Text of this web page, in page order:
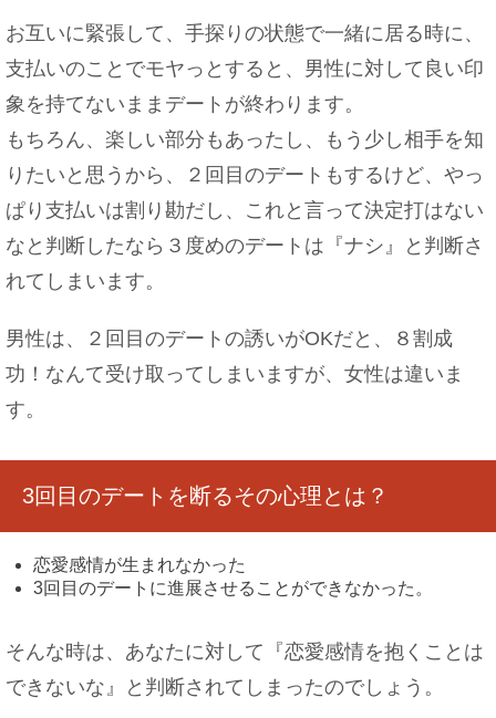
コオロギの飼育・繁殖方法！繁殖の手順と育て
電車でイケメンが隣に！冷静な女性も内心は喜び
でいっぱい
色白の女性がモテるのはなぜ？色白女性の魅力に
ついて
手順を解説
お互いに緊張して、手探りの状態で一緒に居る時に、
支払いのことでモヤっとすると、男性に対して良い印
象を持てないままデートが終わります。
もちろん、楽しい部分もあったし、もう少し相手を知
りたいと思うから、２回目のデートもするけど、やっ
ぱり支払いは割り勘だし、これと言って決定打はない
なと判断したなら３度めのデートは『ナシ』と判断さ
れてしまいます。
男性は、２回目のデートの誘いがOKだと、８割成
功！なんて受け取ってしまいますが、女性は違いま
す。
3回目のデートを断るその心理とは？
恋愛感情が生まれなかった
3回目のデートに進展させることができなかった。
そんな時は、あなたに対して『恋愛感情を抱くことは
できないな』と判断されてしまったのでしょう。